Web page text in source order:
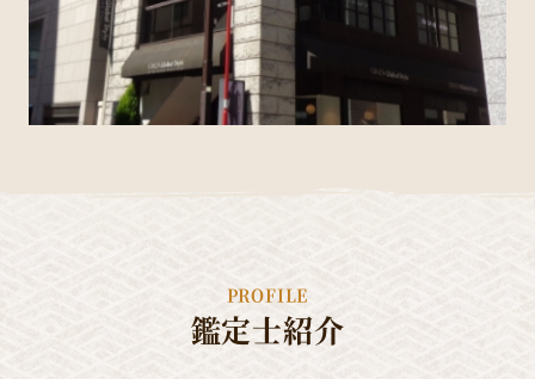
PROFILE
鑑定士紹介